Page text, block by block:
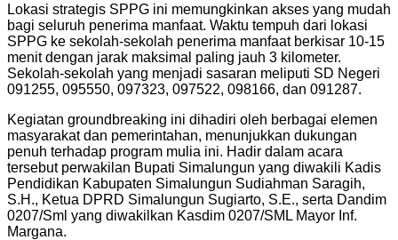
Lokasi strategis SPPG ini memungkinkan akses yang mudah
bagi seluruh penerima manfaat. Waktu tempuh dari lokasi
SPPG ke sekolah-sekolah penerima manfaat berkisar 10-15
menit dengan jarak maksimal paling jauh 3 kilometer.
Sekolah-sekolah yang menjadi sasaran meliputi SD Negeri
091255, 095550, 097323, 097522, 098166, dan 091287.
Kegiatan groundbreaking ini dihadiri oleh berbagai elemen
masyarakat dan pemerintahan, menunjukkan dukungan
penuh terhadap program mulia ini. Hadir dalam acara
tersebut perwakilan Bupati Simalungun yang diwakili Kadis
Pendidikan Kabupaten Simalungun Sudiahman Saragih,
S.H., Ketua DPRD Simalungun Sugiarto, S.E., serta Dandim
0207/Sml yang diwakilkan Kasdim 0207/SML Mayor Inf.
Margana.